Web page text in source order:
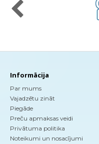
Informācija
Par mums
Vajadzētu zināt
Piegāde
Preču apmaksas veidi
Privātuma politika
Noteikumi un nosacījumi